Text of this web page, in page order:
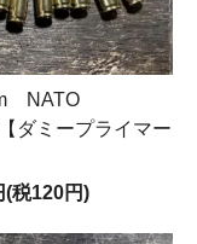
NATO
ダミープライマー
(税120円)